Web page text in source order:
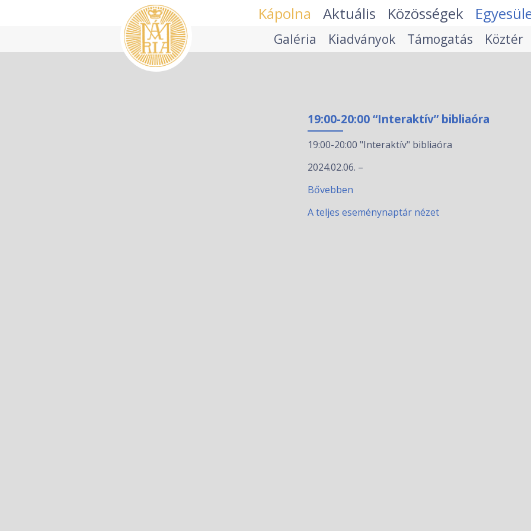
Kápolna Aktuális Közösségek
Galéria Kiadványok Támogatás Köztér
19:00-20:00 “Interaktív” bibliaóra
19:00-20:00 "Interaktív" bibliaóra
2024.02.06. –
Bővebben
A teljes eseménynaptár nézet